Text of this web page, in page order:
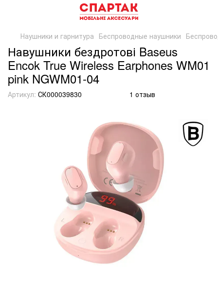
Наушники и гарнитура Беспроводные наушники
Навушники бездротові Baseus
Encok True Wireless Earphones WM01
pink NGWM01-04
Артикул: СК000039830 1 отзыв